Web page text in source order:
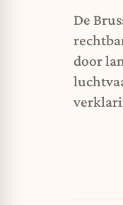
De
door